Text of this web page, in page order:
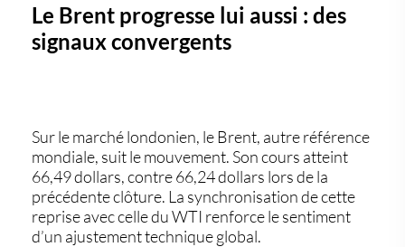
Le Brent progresse lui aussi : des
signaux convergents
Sur le marché londonien, leBrent, autre référence
mondiale, suit le mouvement. Son cours atteint
66,49 dollars, contre66,24 dollars lors de la
précédente clôture. La synchronisation de cette
reprise avec celle du WTI renforce le sentiment
d’un ajustement technique global.